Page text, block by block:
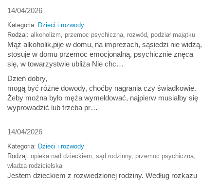
14/04/2026
Kategoria: Dzieci i rozwody
Rodzaj: alkoholizm przemoc psychiczna rozwód podział majątku
Mąż alkoholik,pije w domu, na imprezach, sąsiedzi nie widzą,
stosuje w domu przemoc emocjonalną, psychicznie znęca
się, w towarzystwie ubliża Nie chc…
Dzień dobry,
mogą być różne dowody, choćby nagrania czy świadkowie.
Żeby można było męża wymeldować, najpierw musiałby się
wyprowadzić lub trzeba pr…
14/04/2026
Kategoria: Dzieci i rozwody
Rodzaj: opieka nad dzieckiem sąd rodzinny, przemoc psychiczna
władza rodzicielska
Jestem dzieckiem z rozwiedzionej rodziny. Według rozkazu